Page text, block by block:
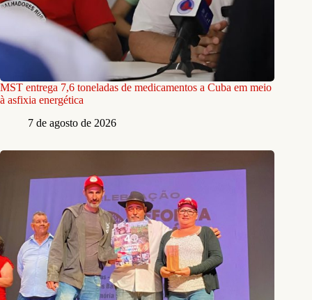
MST entrega 7,6 toneladas de medicamentos a Cuba em meio
à asfixia energética
7 de agosto de 2026